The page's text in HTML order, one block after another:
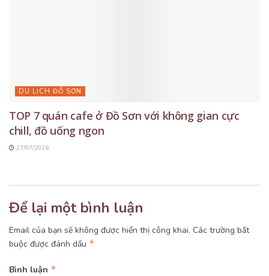
DU LỊCH ĐỒ SƠN
TOP 7 quán cafe ở Đồ Sơn với không gian cực
chill, đồ uống ngon
27/07/2026
Để lại một bình luận
Email của bạn sẽ không được hiển thị công khai. Các trường bắt
buộc được đánh dấu *
Bình luận *